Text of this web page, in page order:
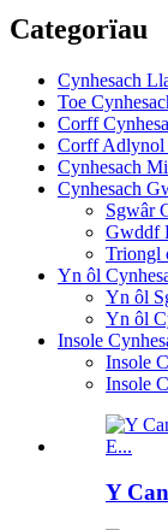
Categorïau
Cynhesach
Toe
Corff
Corff Adlynol
Cynhesach
Cynhesach
Sgwâr
Gwddf
Triongl
Yn ôl
Yn ôl
Yn ôl
Insole
Insole
Insole
Y